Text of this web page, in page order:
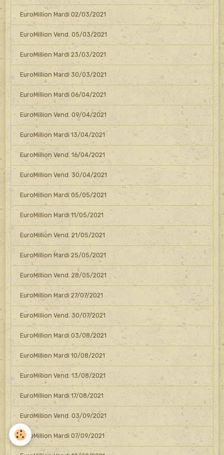
EuroMillion Mardi 02/03/2021
EuroMillion Vend. 05/03/2021
EuroMillion Mardi 23/03/2021
EuroMillion Mardi 30/03/2021
EuroMillion Mardi 06/04/2021
EuroMillion Vend. 09/04/2021
EuroMillion Mardi 13/04/2021
EuroMillion Vend. 16/04/2021
EuroMillion Vend. 30/04/2021
EuroMillion Mardi 05/05/2021
EuroMillion Mardi 11/05/2021
EuroMillion Vend. 21/05/2021
EuroMillion Mardi 25/05/2021
EuroMillion Vend. 28/05/2021
EuroMillion Mardi 27/07/2021
EuroMillion Vend. 30/07/2021
EuroMillion Mardi 03/08/2021
EuroMillion Mardi 10/08/2021
EuroMillion Vend. 13/08/2021
EuroMillion Mardi 17/08/2021
EuroMillion Vend. 03/09/2021
EuroMillion Mardi 07/09/2021